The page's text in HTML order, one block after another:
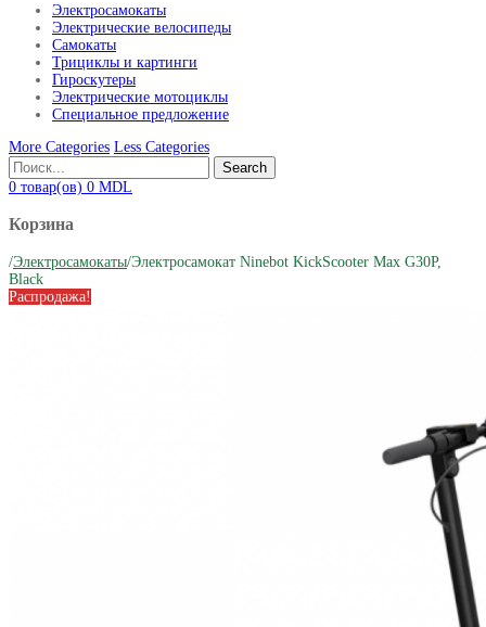
Электросамокаты
Электрические велосипеды
Самокаты
Трициклы и картинги
Гироскутеры
Электрические мотоциклы
Специальное предложение
More Categories Less Categories
Search
0 товар(ов) 0 MDL
Корзина
/Электросамокаты/Электросамокат Ninebot KickScooter Max G30P,
Black
Распродажа!